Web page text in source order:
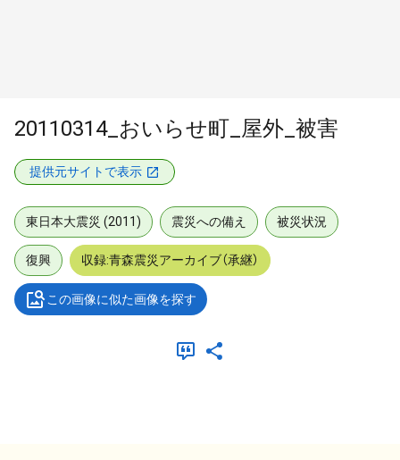
20110314_おいらせ町_屋外_被害
提供元サイトで表示
東日本大震災 (2011) 震災への備え 被災状況
復興 収録:青森震災アーカイブ（承継）
この画像に似た画像を探す